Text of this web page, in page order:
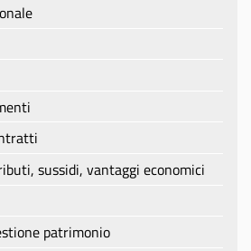
sussidi, vantaggi economici
patrimonio